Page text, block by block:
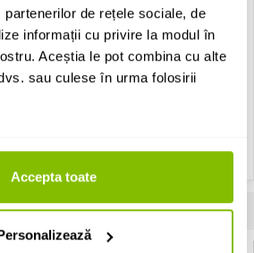
de rețele sociale, de
informații cu privire la modul în
Aceștia le pot combina cu alte
sau culese în urma folosirii
Accepta toate
ADAUGA IN COS
COMENTARII CLIENTI (0)